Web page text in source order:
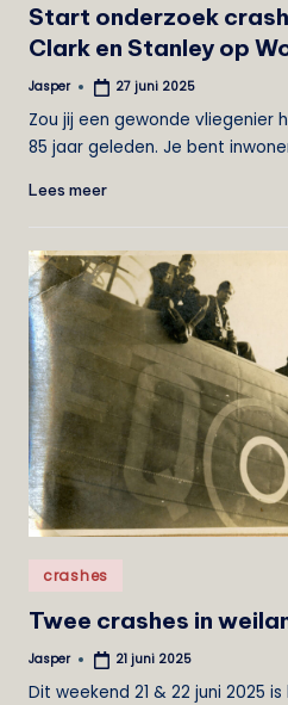
Start onderzoek
Clark en Stanley op
Geplaatst
Jasper 27 juni 2025
Zou jij een gewonde vliegenier
85 jaar geleden. Je bent
Lees meer
Geplaatst
crashes
Twee crashes in
Geplaatst
Jasper 21 juni 2025
Dit weekend 21 & 22 juni 2025